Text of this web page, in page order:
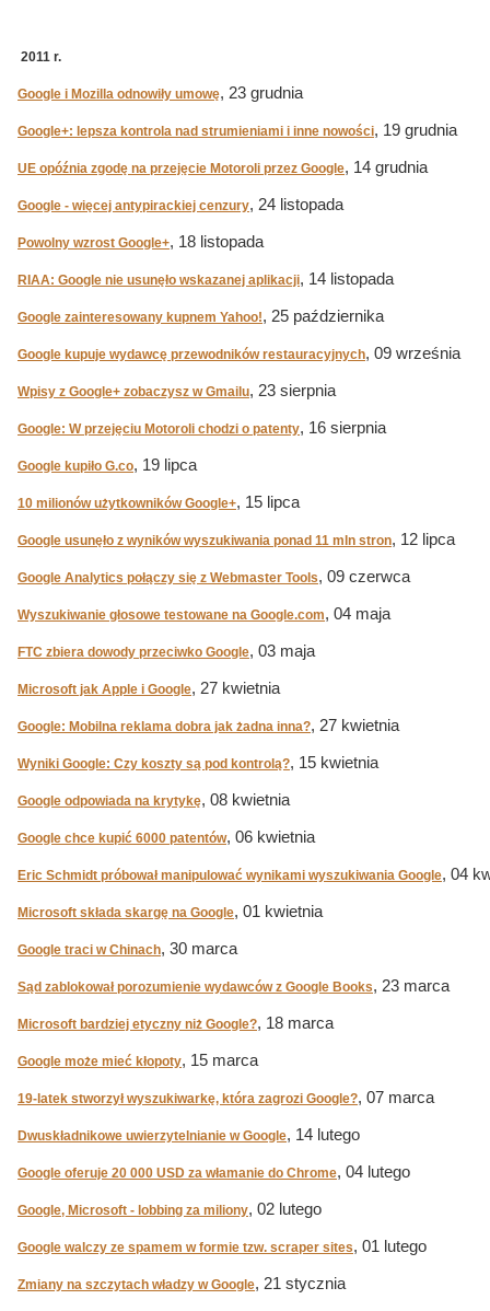
2011 r.
Google i Mozilla odnowiły umowę, 23 grudnia
Google+: lepsza kontrola nad strumieniami i inne nowości, 19 grudnia
UE opóźnia zgodę na przejęcie Motoroli przez Google, 14 grudnia
Google - więcej antypirackiej cenzury, 24 listopada
Powolny wzrost Google+, 18 listopada
RIAA: Google nie usunęło wskazanej aplikacji, 14 listopada
Google zainteresowany kupnem Yahoo!, 25 października
Google kupuje wydawcę przewodników restauracyjnych, 09 września
Wpisy z Google+ zobaczysz w Gmailu, 23 sierpnia
Google: W przejęciu Motoroli chodzi o patenty, 16 sierpnia
Google kupiło G.co, 19 lipca
10 milionów użytkowników Google+, 15 lipca
Google usunęło z wyników wyszukiwania ponad 11 mln stron, 12 lipca
Google Analytics połączy się z Webmaster Tools, 09 czerwca
Wyszukiwanie głosowe testowane na Google.com, 04 maja
FTC zbiera dowody przeciwko Google, 03 maja
Microsoft jak Apple i Google, 27 kwietnia
Google: Mobilna reklama dobra jak żadna inna?, 27 kwietnia
Wyniki Google: Czy koszty są pod kontrolą?, 15 kwietnia
Google odpowiada na krytykę, 08 kwietnia
Google chce kupić 6000 patentów, 06 kwietnia
Eric Schmidt próbował manipulować wynikami wyszukiwania Google, 04
Microsoft składa skargę na Google, 01 kwietnia
Google traci w Chinach, 30 marca
Sąd zablokował porozumienie wydawców z Google Books, 23 marca
Microsoft bardziej etyczny niż Google?, 18 marca
Google może mieć kłopoty, 15 marca
19-latek stworzył wyszukiwarkę, która zagrozi Google?, 07 marca
Dwuskładnikowe uwierzytelnianie w Google, 14 lutego
Google oferuje 20 000 USD za włamanie do Chrome, 04 lutego
Google, Microsoft - lobbing za miliony, 02 lutego
Google walczy ze spamem w formie tzw. scraper sites, 01 lutego
Zmiany na szczytach władzy w Google, 21 stycznia